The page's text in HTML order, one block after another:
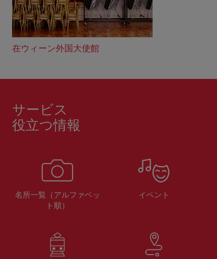
在ウィーン外国大使館
サービス
役立つ情報
名所一覧（アルファベッ
ト順）
イベント